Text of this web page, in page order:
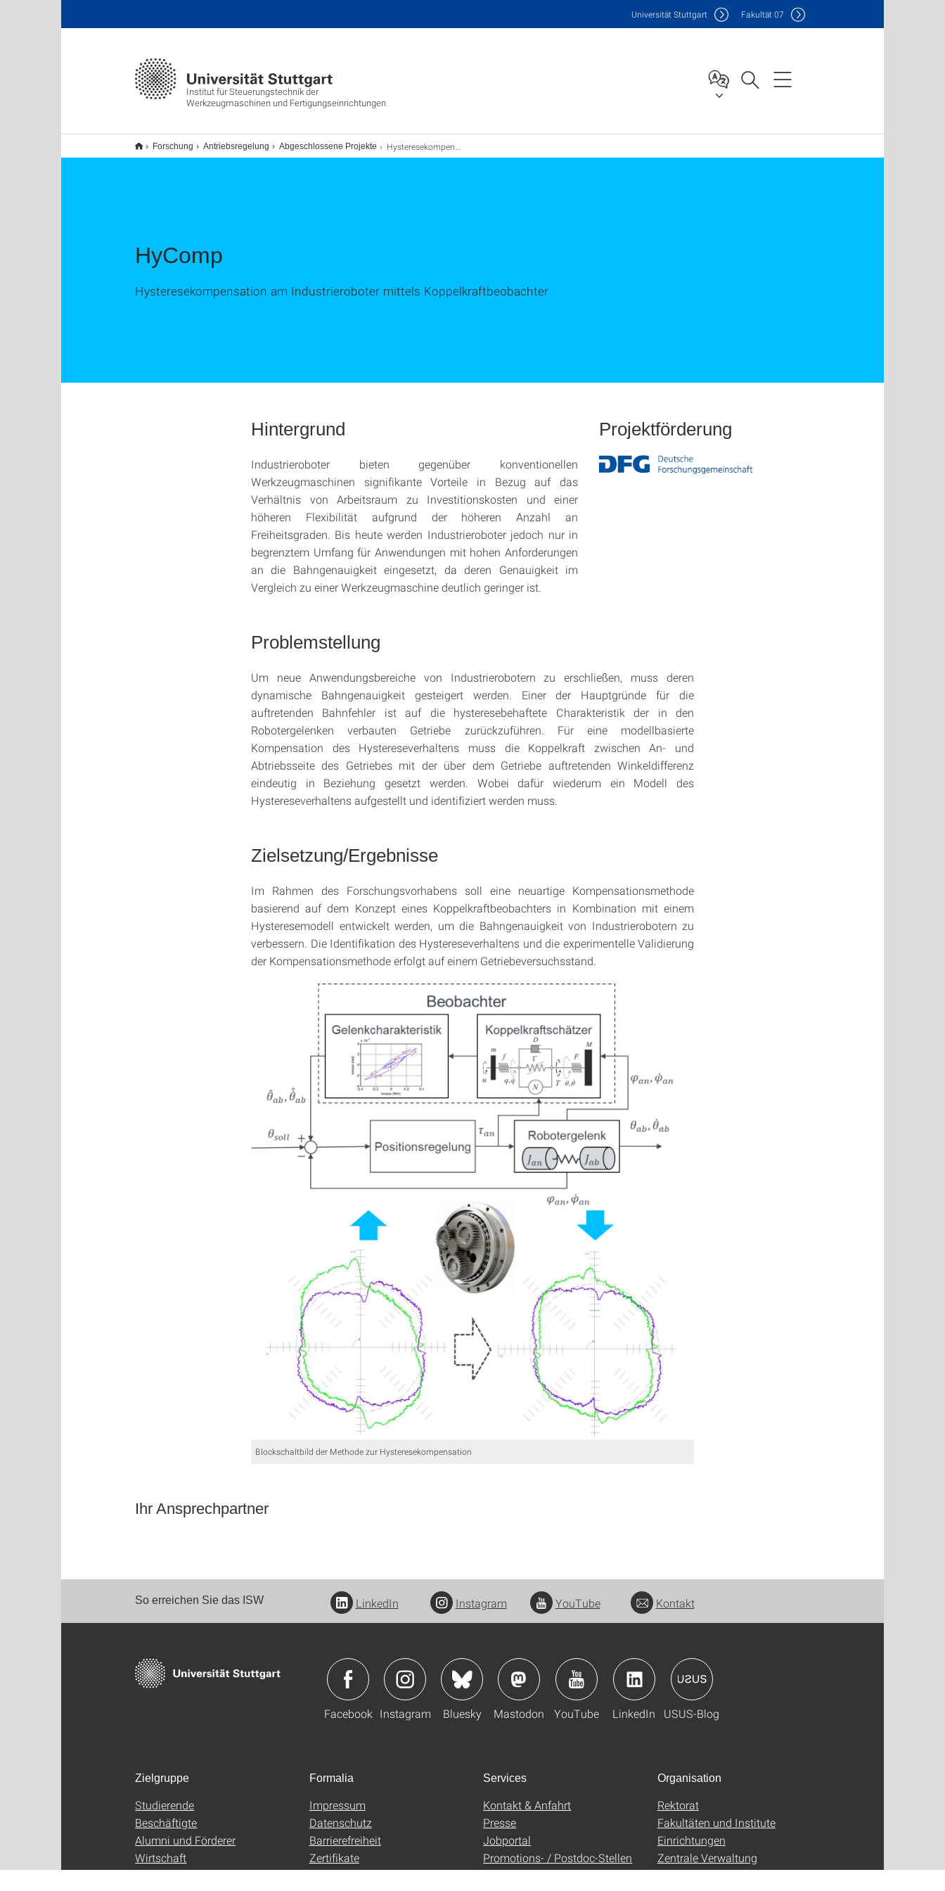
Institut für Steuerungstechnik der
Werkzeugmaschinen und Fertigungseinrichtungen
Universität Stuttgart Fakultät07
Forschung Antriebsregelung Abgeschlossene Projekte Hysteresekompensation am Industrieroboter mittels Koppelkraftbeobachter
HyComp
Hysteresekompensation am Industrieroboter mittels Koppelkraftbeobachter
Projektförderung
Hintergrund
Industrieroboter bieten gegenüber konventionellen
Werkzeugmaschinen signifikante Vorteile in Bezug auf das
Verhältnis von Arbeitsraum zu Investitionskosten und einer
höheren Flexibilität aufgrund der höheren Anzahl an
Freiheitsgraden. Bis heute werden Industrieroboter jedoch nur in
begrenztem Umfang für Anwendungen mit hohen Anforderungen
an die Bahngenauigkeit eingesetzt, da deren Genauigkeit im
Vergleich zu einer Werkzeugmaschine deutlich geringer ist.
Problemstellung
Um neue Anwendungsbereiche von Industrierobotern zu erschließen, muss deren
dynamische Bahngenauigkeit gesteigert werden. Einer der Hauptgründe für die
auftretenden Bahnfehler ist auf die hysteresebehaftete Charakteristik der in den
Robotergelenken verbauten Getriebe zurückzuführen. Für eine modellbasierte
Kompensation des Hystereseverhaltens muss die Koppelkraft zwischen An- und
Abtriebsseite des Getriebes mit der über dem Getriebe auftretenden Winkeldifferenz
eindeutig in Beziehung gesetzt werden. Wobei dafür wiederum ein Modell des
Hystereseverhaltens aufgestellt und identifiziert werden muss.
Zielsetzung/Ergebnisse
Im Rahmen des Forschungsvorhabens soll eine neuartige Kompensationsmethode
basierend auf dem Konzept eines Koppelkraftbeobachters in Kombination mit einem
Hysteresemodell entwickelt werden, um die Bahngenauigkeit von Industrierobotern zu
verbessern. Die Identifikation des Hystereseverhaltens und die experimentelle Validierung
der Kompensationsmethode erfolgt auf einem Getriebeversuchsstand.
Blockschaltbild der Methode zur Hysteresekompensation
Ihr Ansprechpartner
So erreichen Sie das ISW LinkedIn Instagram YouTube Kontakt
Facebook Instagram Bluesky Mastodon YouTube LinkedIn USUS-Blog
Zielgruppe
Studierende
Beschäftigte
Alumni und Förderer
Wirtschaft
Formalia
Impressum
Datenschutz
Barrierefreiheit
Zertifikate
AGB
Services
Kontakt & Anfahrt
Presse
Jobportal
Promotions- / Postdoc-Stellen
Uni-Shop
Organisation
Rektorat
Fakultäten und Institute
Einrichtungen
Zentrale Verwaltung